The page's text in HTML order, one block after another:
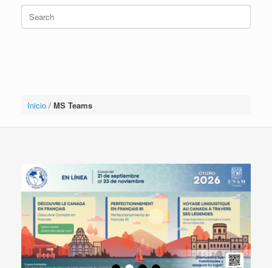
Inicio/ MS Teams